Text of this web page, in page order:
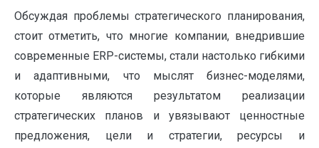
Обсуждая проблемы стратегического планирования,
стоит отметить, что многие компании, внедрившие
современные ERP-системы, стали настолько гибкими
и адаптивными, что мыслят бизнес-моделями,
которые являются результатом реализации
стратегических планов и увязывают ценностные
предложения, цели и стратегии, ресурсы и